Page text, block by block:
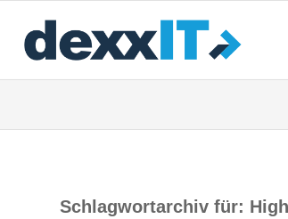
Schlagwortarchiv für: